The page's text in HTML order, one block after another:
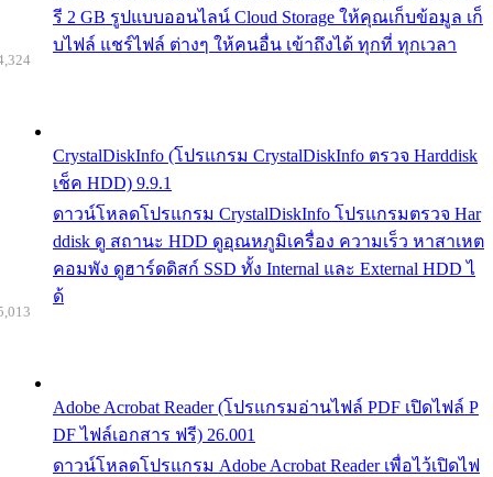
รี 2 GB รูปแบบออนไลน์ Cloud Storage ให้คุณเก็บข้อมูล เก็
บไฟล์ แชร์ไฟล์ ต่างๆ ให้คนอื่น เข้าถึงได้ ทุกที่ ทุกเวลา
CrystalDiskInfo (โปรแกรม CrystalDiskInfo ตรวจ Harddisk
เช็ค HDD) 9.9.1
ดาวน์โหลดโปรแกรม CrystalDiskInfo โปรแกรมตรวจ Har
ddisk ดู สถานะ HDD ดูอุณหภูมิเครื่อง ความเร็ว หาสาเหต
คอมพัง ดูฮาร์ดดิสก์ SSD ทั้ง Internal และ External HDD ไ
ด้
Adobe Acrobat Reader (โปรแกรมอ่านไฟล์ PDF เปิดไฟล์ P
DF ไฟล์เอกสาร ฟรี) 26.001
ดาวน์โหลดโปรแกรม Adobe Acrobat Reader เพื่อไว้เปิดไฟ